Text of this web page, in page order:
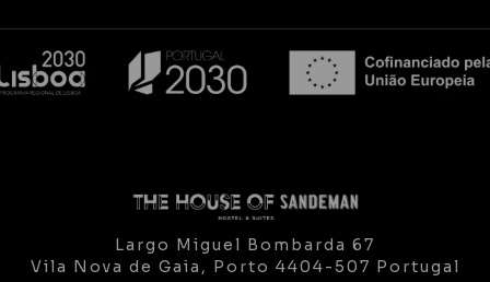
Largo Miguel Bombarda 67
Vila Nova de Gaia,
Porto 4404-507 Portugal